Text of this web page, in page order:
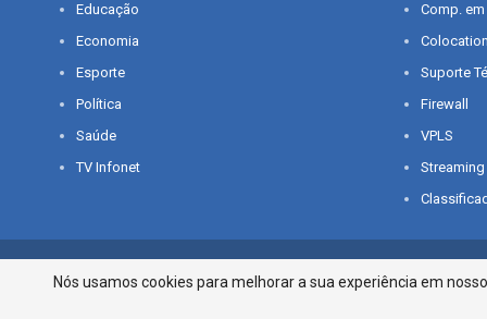
Educação
Economia
Esporte
Política
Saúde
TV Infonet
Comp.
Suporte
Firewall
VPLS
Streaming
© 2026 - O que é notícia em Sergipe. Todos os direitos reservados.
Nós usamos cookies para melhorar a sua experiência em